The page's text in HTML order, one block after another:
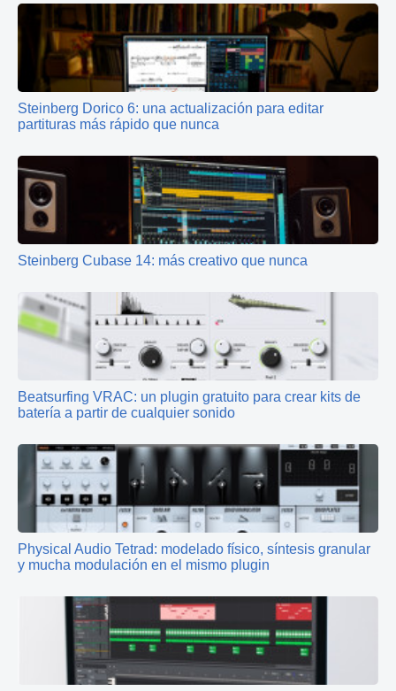
Steinberg Dorico 6: una actualización para editar
partituras más rápido que nunca
Steinberg Cubase 14: más creativo que nunca
Beatsurfing VRAC: un plugin gratuito para crear kits de
batería a partir de cualquier sonido
Physical Audio Tetrad: modelado físico, síntesis granular
y mucha modulación en el mismo plugin